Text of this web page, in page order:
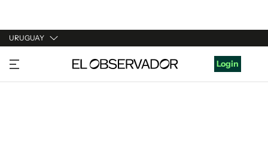
URUGUAY
URUGUAY
ARGENTINA
Login